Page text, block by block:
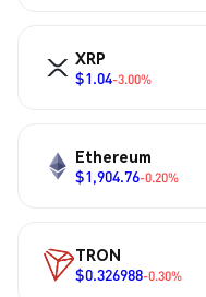
XRP
$1.04-3.00%
Ethereum
$1,904.76-0.20%
TRON
$0.326988-0.30%